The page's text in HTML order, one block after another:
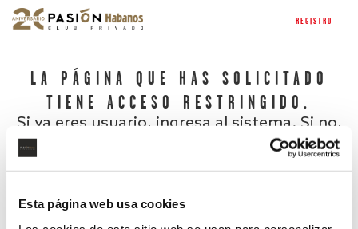
Esta página web usa cookies
REGISTRO
LA PÁGINA QUE HAS SOLICITADO
TIENE ACCESO RESTRINGIDO.
Si ya eres usuario, ingresa al sistema. Si no,